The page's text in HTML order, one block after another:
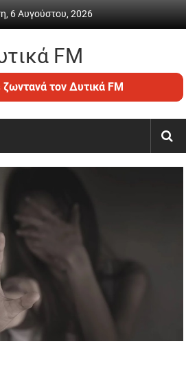
6 Αυγούστου, 2026
FM
τον Δυτικά FM